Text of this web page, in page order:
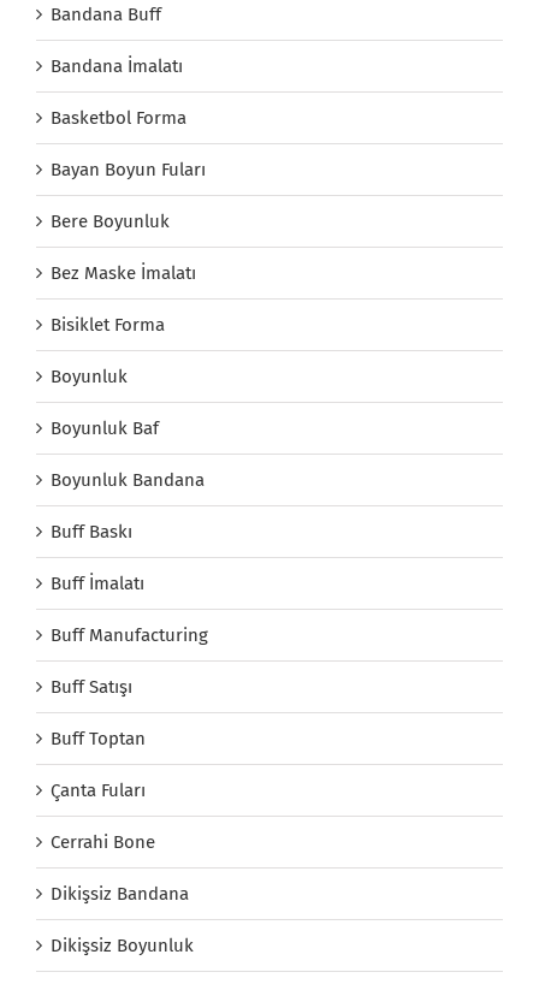
Bandana Buff
Bandana İmalatı
Basketbol Forma
Bayan Boyun Fuları
Bere Boyunluk
Bez Maske İmalatı
Bisiklet Forma
Boyunluk
Boyunluk Baf
Boyunluk Bandana
Buff Baskı
Buff İmalatı
Buff Manufacturing
Buff Satışı
Buff Toptan
Çanta Fuları
Cerrahi Bone
Dikişsiz Bandana
Dikişsiz Boyunluk